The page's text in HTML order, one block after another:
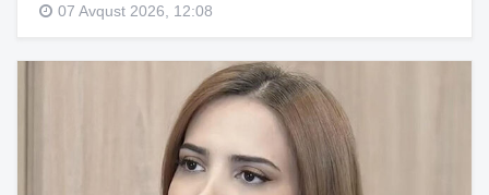
07 Avqust 2026, 12:08